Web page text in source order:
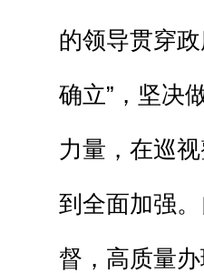
的领导贯穿
确立”，坚决
力量，在巡
到全面加强
督，高质量